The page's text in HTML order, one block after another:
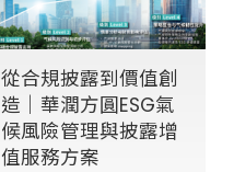
從合規披露到價值創
造｜華潤方圓ESG氣
候風險管理與披露增
值服務方案